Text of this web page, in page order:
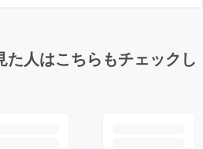
た人はこちらもチェックし